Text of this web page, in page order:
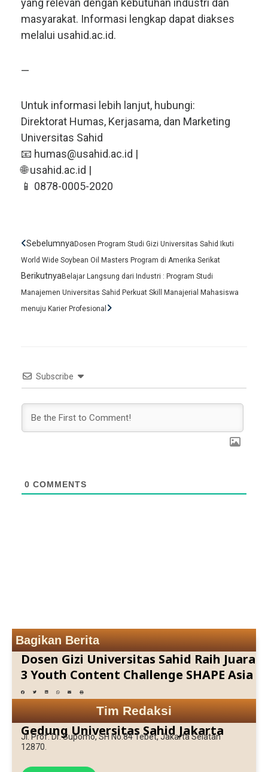
yang relevan dengan kebutuhan industri dan
masyarakat. Informasi lengkap dapat diakses
melalui usahid.ac.id.
—
Untuk informasi lebih lanjut, hubungi:
Direktorat Humas, Kerjasama, dan Marketing
Universitas Sahid
📧 humas@usahid.ac.id |
🌐 usahid.ac.id |
📱 0878-0005-2020
Prev
SebelumnyaDosen Program Studi Gizi Universitas Sahid Ikuti
World Wide Soybean Oil Masters Program di Amerika Serikat
BerikutnyaBelajar Langsung dari Industri : Program Studi
Manajemen Universitas Sahid Perkuat Skill Manajerial Mahasiswa
menuju Karier Profesional
Next
Subscribe
0 COMMENTS
Bagikan Berita
Dosen Gizi Universitas Sahid Raih Juara
3 Youth Content Challenge SHAPE Asia
Tim Redaksi
Gedung Universitas Sahid Jakarta
Jl. Prof. Dr. Supomo, SH No.84 Tebet, Jakarta Selatan
12870.